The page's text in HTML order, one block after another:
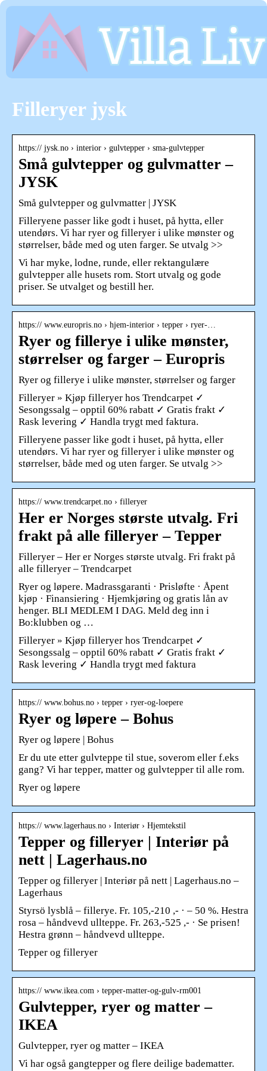
Filleryer jysk
https:// jysk.no › interior › gulvtepper › sma-gulvtepper
Små gulvtepper og gulvmatter –
JYSK
Små gulvtepper og gulvmatter | JYSK
Filleryene passer like godt i huset, på hytta, eller
utendørs. Vi har ryer og filleryer i ulike mønster og
størrelser, både med og uten farger. Se utvalg >>
Vi har myke, lodne, runde, eller rektangulære
gulvtepper alle husets rom. Stort utvalg og gode
priser. Se utvalget og bestill her.
https:// www.europris.no › hjem-interior › tepper › ryer-…
Ryer og fillerye i ulike mønster,
størrelser og farger – Europris
Ryer og fillerye i ulike mønster, størrelser og farger
Filleryer » Kjøp filleryer hos Trendcarpet ✓
Sesongssalg – opptil 60% rabatt ✓ Gratis frakt ✓
Rask levering ✓ Handla trygt med faktura.
Filleryene passer like godt i huset, på hytta, eller
utendørs. Vi har ryer og filleryer i ulike mønster og
størrelser, både med og uten farger. Se utvalg >>
https:// www.trendcarpet.no › filleryer
Her er Norges største utvalg. Fri
frakt på alle filleryer – Tepper
Filleryer – Her er Norges største utvalg. Fri frakt på
alle filleryer – Trendcarpet
Ryer og løpere. Madrassgaranti · Prisløfte · Åpent
kjøp · Finansiering · Hjemkjøring og gratis lån av
henger. BLI MEDLEM I DAG. Meld deg inn i
Bo:klubben og …
Filleryer » Kjøp filleryer hos Trendcarpet ✓
Sesongssalg – opptil 60% rabatt ✓ Gratis frakt ✓
Rask levering ✓ Handla trygt med faktura
https:// www.bohus.no › tepper › ryer-og-loepere
Ryer og løpere – Bohus
Ryer og løpere | Bohus
Er du ute etter gulvteppe til stue, soverom eller f.eks
gang? Vi har tepper, matter og gulvtepper til alle rom.
Ryer og løpere
https:// www.lagerhaus.no › Interiør › Hjemtekstil
Tepper og filleryer | Interiør på
nett | Lagerhaus.no
Tepper og filleryer | Interiør på nett | Lagerhaus.no –
Lagerhaus
Styrsö lysblå – fillerye. Fr. 105,-210 ,- · – 50 %. Hestra
rosa – håndvevd ullteppe. Fr. 263,-525 ,- · Se prisen!
Hestra grønn – håndvevd ullteppe.
Tepper og filleryer
https:// www.ikea.com › tepper-matter-og-gulv-rm001
Gulvtepper, ryer og matter –
IKEA
Gulvtepper, ryer og matter – IKEA
Vi har også gangtepper og flere deilige badematter.